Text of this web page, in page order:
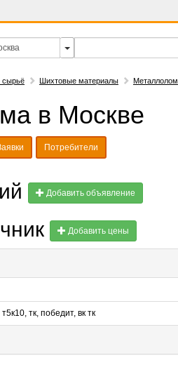
сырьё Шихтовые материалы Металлолом
в Москве
Потребители
Добавить объявление
Добавить цены
тк, победит, вк тк